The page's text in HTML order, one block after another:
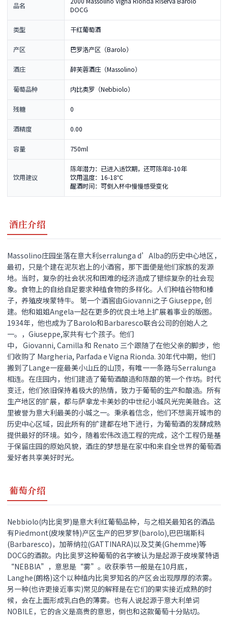
品名
DOCG
类型 干红葡萄酒
产区 巴罗洛产区（Barolo）
酒庄 醉芙蓉酒庄（Massolino）
葡萄品种 内比奥罗（Nebbiolo）
残糖 0
酒精度 0.00
容量 750ml
饮用建议
陈年潜力：已进入适饮期，还可陈年8-10年
饮用温度：16-18℃
醒酒时间：可倒入杯中慢慢感受变化
酒庄介绍
Massolino庄园坐落在意大利serralunga d’Alba的历史中心地区，
最初，只是个建在泥灰岩上的小酒窖，那下面便是他们家族的发源
地。当时，复杂的社会状况和困难的经济造成了错综复杂的社会现
象。食物上的自给自足要求种植食物的多样化。人们种植谷物和榛
子，养殖皮埃蒙特牛。 第一个酒窖由Giovanni之子 Giuseppe, 创
建。他和姐姐Angela一起在更多的优良土地上扩展着事业的版图。
1934年，他也成为了Barolo和Barbaresco联合公司的创始人之
一。，Giuseppe,家共有七个孩子。他们
中， Giovanni, Camilla 和 Renato 三个跟随了在他父亲的脚步，他
们收购了 Margheria, Parfada e Vigna Rionda. 30年代中期，他们
搬到了Lange一座最美小山丘的山顶，有唯一一条路与Serralunga
相连。在庄园内，他们建造了葡萄酒酿造和陈酿的第一个作坊。时代
变迁，他们依旧保持着极大的热情，致力于葡萄的生产和酿造。所有
生产地区的扩展，都与萨拿龙卡美妙的中世纪小城风光完美融合。这
里被誉为意大利最美的小城之一。秉承着信念，他们不想离开城市的
历史中心区域，因此所有的扩建都在地下进行，为葡萄酒的发酵成熟
提供最好的环境。如今，随着宏伟改造工程的完成，这个工程仍是基
于保留庄园的原始风貌，酒庄的梦想是在家中和来自全世界的葡萄酒
爱好者共享美好时光。
葡萄介绍
Nebbiolo(内比奥罗)是意大利红葡萄品种，与之相关最知名的酒品
有Piedmont(皮埃蒙特)产区生产的巴罗罗(barolo),巴巴瑞斯科
(Barbaresco)，加蒂纳拉(GATTINARA)以及艾美(Ghemme)等
DOCG的酒款。内比奥罗这种葡萄的名字被认为是起源于皮埃蒙特语
“NEBBIA”，意思是“雾”。收获季节一般是在10月底，
Langhe(朗格)这个以种植内比奥罗知名的产区会出现厚厚的浓雾。
另一种(也许更接近事实)常见的解释是在它们的果实接近成熟的时
候，会在上面形成乳白色的薄雾。也有人说起源于意大利单词
NOBILE，它的含义是高贵的意思，倒也和这款葡萄十分贴切。